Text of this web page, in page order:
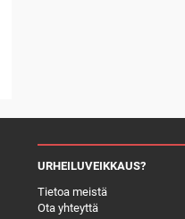
URHEILUVEIKKAUS?
Tietoa meistä
Ota yhteyttä